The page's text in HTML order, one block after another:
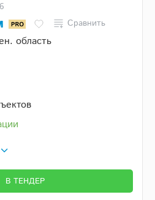
Сравнить
область
В ТЕНДЕР